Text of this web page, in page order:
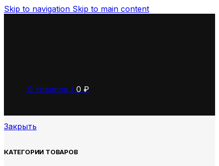
Skip to navigation Skip to main content
0 товаров / 0 ₽
Закрыть
КАТЕГОРИИ ТОВАРОВ